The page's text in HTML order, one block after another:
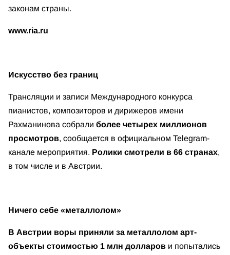
законам страны.
www.ria.ru
Искусство без границ
Трансляции и записи Международного конкурса
пианистов, композиторов и дирижеров имени
Рахманинова собрали более четырех миллионов
просмотров, сообщается в официальном Telegram-
канале мероприятия. Ролики смотрели в 66 странах,
в том числе и в Австрии.
Ничего себе «металлолом»
В Австрии воры приняли за металлолом арт-
объекты стоимостью 1 млн долларов и попытались